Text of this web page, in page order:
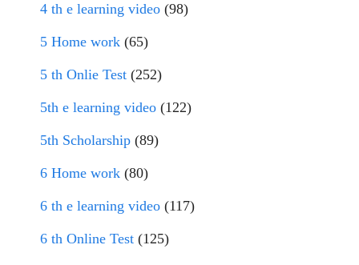
4 th e learning video (98)
5 Home work (65)
5 th Onlie Test (252)
5th e learning video (122)
5th Scholarship (89)
6 Home work (80)
6 th e learning video (117)
6 th Online Test (125)